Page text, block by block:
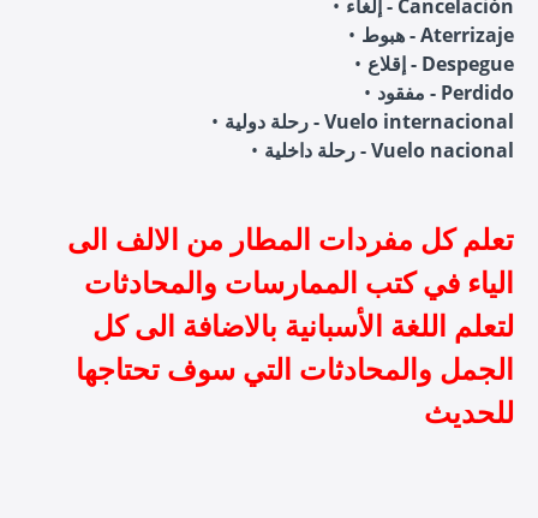
إلغاء - Cancelación
هبوط - Aterrizaje
إقلاع - Despegue
مفقود - Perdido
رحلة دولية - Vuelo internacional
رحلة داخلية - Vuelo nacional
تعلم كل مفردات المطار من الالف الى
الياء في كتب الممارسات والمحادثات
لتعلم اللغة الأسبانية بالاضافة الى كل
الجمل والمحادثات التي سوف تحتاجها
للحديث